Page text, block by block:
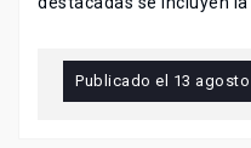
Publicado el 13